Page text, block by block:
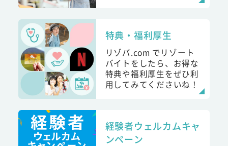
特典・福利厚生
リゾバ.com でリゾート
バイトをしたら、お得な
特典や福利厚生をぜひ利
用してみてくださいね！
経験者ウェルカムキャ
ンペーン